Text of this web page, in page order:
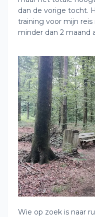
dan de vorige tocht.
training voor mijn
minder dan 2 maand
Wie op zoek is naar